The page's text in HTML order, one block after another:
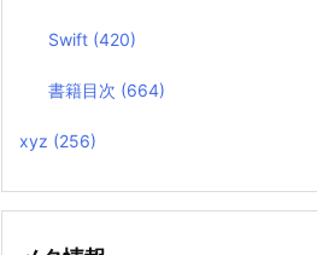
Swift (420)
書籍目次 (664)
xyz (256)